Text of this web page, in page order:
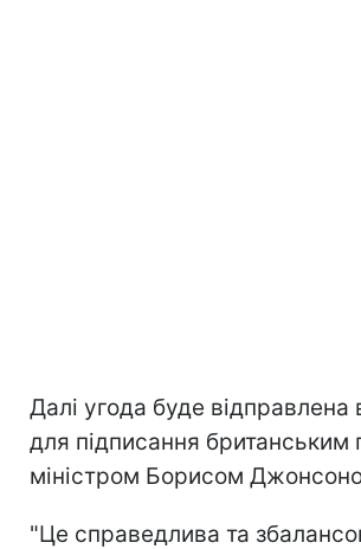
Далі угода буде відправлена
для підписання
міністром Борисом
"Це справедлива та